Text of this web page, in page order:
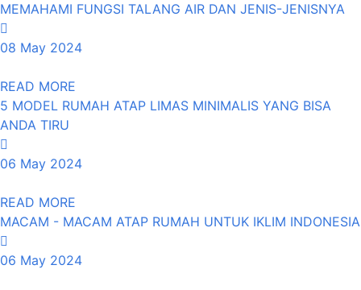
MEMAHAMI FUNGSI TALANG AIR DAN JENIS-JENISNYA
08 May 2024
READ MORE
5 MODEL RUMAH ATAP LIMAS MINIMALIS YANG BISA
ANDA TIRU
06 May 2024
READ MORE
MACAM - MACAM ATAP RUMAH UNTUK IKLIM INDONESIA
06 May 2024